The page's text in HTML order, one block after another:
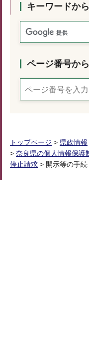
キーワードか
ページ番号か
トップページ > 県政情報
> 奈良県の個人情報保護
停止請求 > 開示等の手続